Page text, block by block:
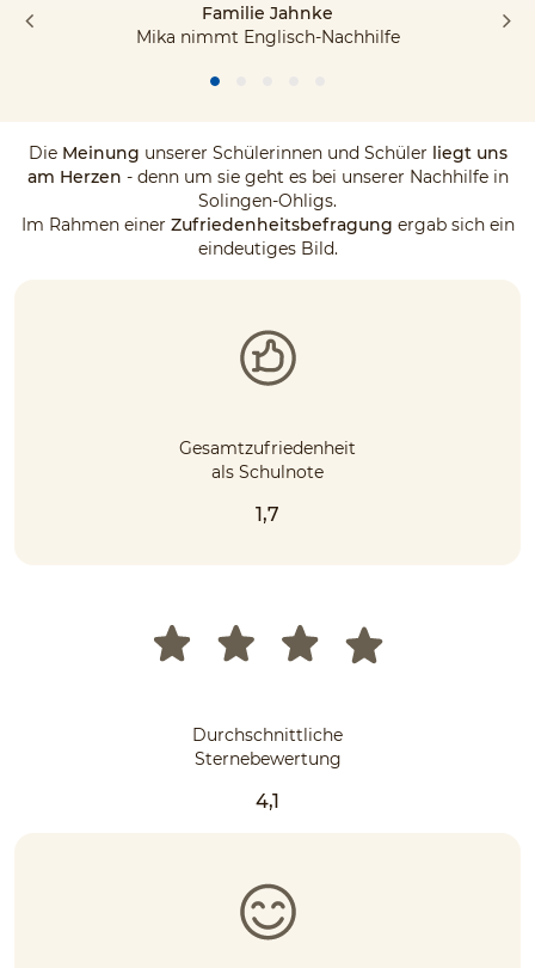
Familie Jahnke
Mika nimmt Englisch-Nachhilfe
Die Meinung unserer Schülerinnen und Schüler liegt uns
am Herzen - denn um sie geht es bei unserer Nachhilfe in
Solingen-Ohligs.
Im Rahmen einer Zufriedenheitsbefragung ergab sich ein
eindeutiges Bild.
Gesamtzufriedenheit
als Schulnote
1,7
Durchschnittliche
Sternebewertung
4,1